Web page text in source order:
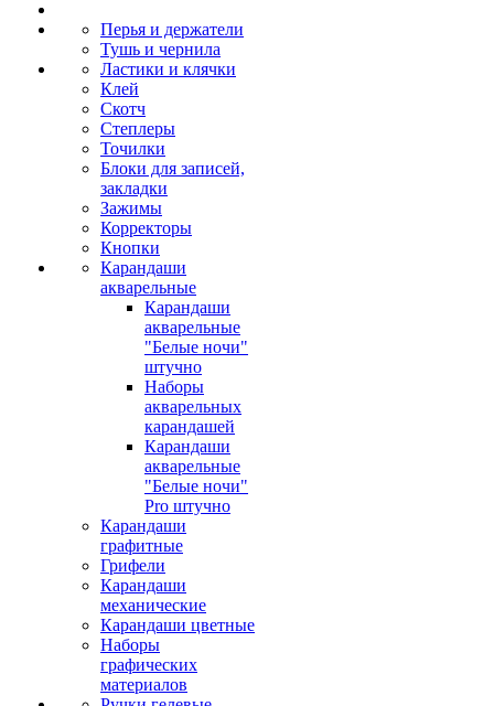
Перья и держатели
Тушь и чернила
Ластики и клячки
Клей
Скотч
Степлеры
Точилки
Блоки для записей,
закладки
Зажимы
Корректоры
Кнопки
Карандаши
акварельные
Карандаши
акварельные
"Белые ночи"
штучно
Наборы
акварельных
карандашей
Карандаши
акварельные
"Белые ночи"
Pro штучно
Карандаши
графитные
Грифели
Карандаши
механические
Карандаши цветные
Наборы
графических
материалов